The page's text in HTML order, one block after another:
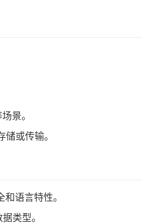
景。
或传输。
语言特性。
类型。